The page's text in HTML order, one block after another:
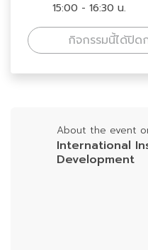
15:00 - 16:30 น.
กิจกรรมนี้ได้ปิด
About the event
International
Development